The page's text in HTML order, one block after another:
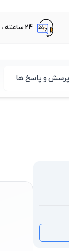
24 ساعته ، 7 روز هفته
پرسش و پاسخ ها